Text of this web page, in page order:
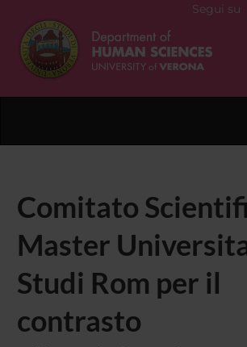
Segui su
Comitato
Master
Studi Rom per il
contrasto